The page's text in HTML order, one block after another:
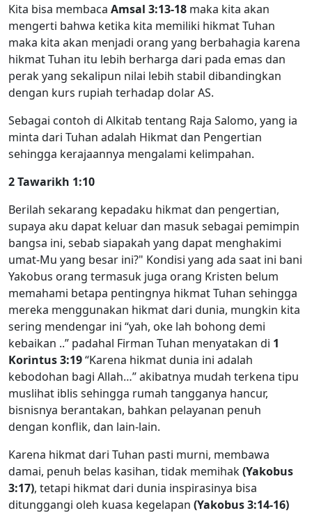
Kita bisa membaca Amsal 3:13-18 maka kita akan
mengerti bahwa ketika kita memiliki hikmat Tuhan
maka kita akan menjadi orang yang berbahagia karena
hikmat Tuhan itu lebih berharga dari pada emas dan
perak yang sekalipun nilai lebih stabil dibandingkan
dengan kurs rupiah terhadap dolar AS.
Sebagai contoh di Alkitab tentang Raja Salomo, yang ia
minta dari Tuhan adalah Hikmat dan Pengertian
sehingga kerajaannya mengalami kelimpahan.
2 Tawarikh 1:10
Berilah sekarang kepadaku hikmat dan pengertian,
supaya aku dapat keluar dan masuk sebagai pemimpin
bangsa ini, sebab siapakah yang dapat menghakimi
umat-Mu yang besar ini?" Kondisi yang ada saat ini bani
Yakobus orang termasuk juga orang Kristen belum
memahami betapa pentingnya hikmat Tuhan sehingga
mereka menggunakan hikmat dari dunia, mungkin kita
sering mendengar ini “yah, oke lah bohong demi
kebaikan ..” padahal Firman Tuhan menyatakan di 1
Korintus 3:19“Karena hikmat dunia ini adalah
kebodohan bagi Allah…” akibatnya mudah terkena tipu
muslihat iblis sehingga rumah tangganya hancur,
bisnisnya berantakan, bahkan pelayanan penuh
dengan konflik, dan lain-lain.
Karena hikmat dari Tuhan pasti murni, membawa
damai, penuh belas kasihan, tidak memihak(Yakobus
3:17), tetapi hikmat dari dunia inspirasinya bisa
ditunggangi oleh kuasa kegelapan (Yakobus 3:14-16)